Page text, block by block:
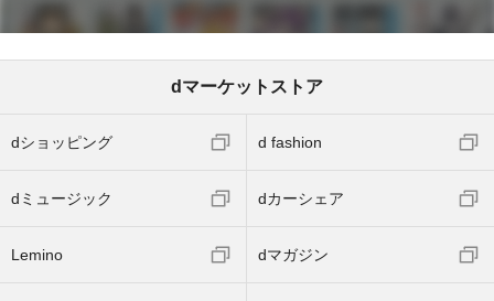
dマーケットストア
dショッピング d fashion
dミュージック dカーシェア
Lemino dマガジン